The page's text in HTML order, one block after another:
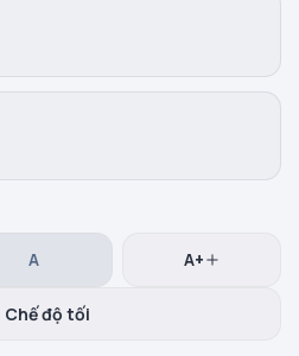
A A+
Chế độ tối